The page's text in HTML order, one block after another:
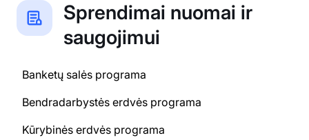
Sprendimai nuomai ir
saugojimui
Banketų salės programa
Bendradarbystės erdvės programa
Kūrybinės erdvės programa